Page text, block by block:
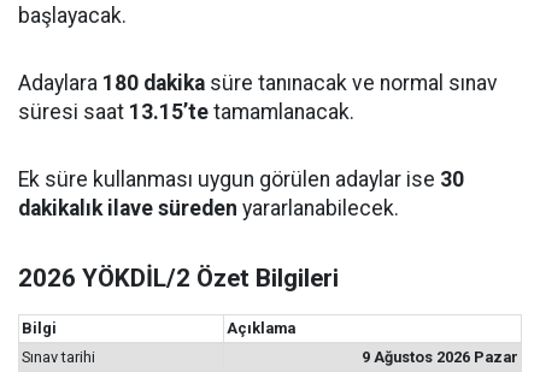
başlayacak.
Adaylara 180 dakika süre tanınacak ve normal sınav
süresi saat 13.15’te tamamlanacak.
Ek süre kullanması uygun görülen adaylar ise 30
dakikalık ilave süreden yararlanabilecek.
2026 YÖKDİL/2 Özet Bilgileri
Bilgi
Açıklama
Sınav tarihi
9 Ağustos 2026 Pazar